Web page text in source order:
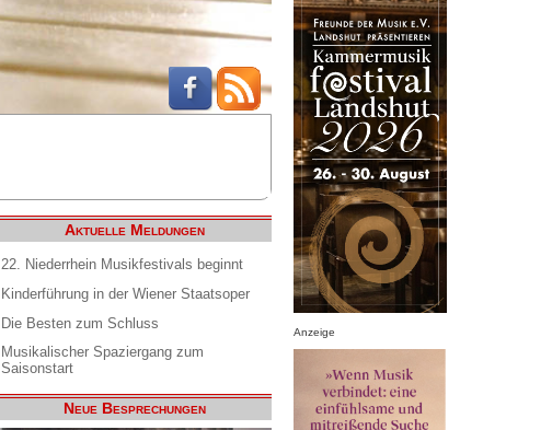
Aktuelle Meldungen
22. Niederrhein Musikfestivals beginnt
Kinderführung in der Wiener Staatsoper
Die Besten zum Schluss
Musikalischer Spaziergang zum
Saisonstart
Neue Besprechungen
Anzeige